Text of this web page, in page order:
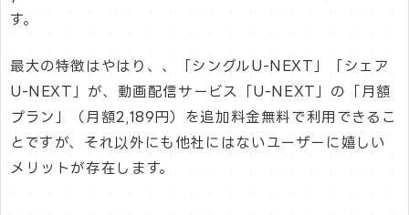
す。
最大の特徴はやはり、、「シングルU-NEXT」「シェア
U-NEXT」が、動画配信サービス「U-NEXT」の「月額
プラン」（月額2,189円）を追加料金無料で利用できるこ
とですが、それ以外にも他社にはないユーザーに嬉しい
メリットが存在します。